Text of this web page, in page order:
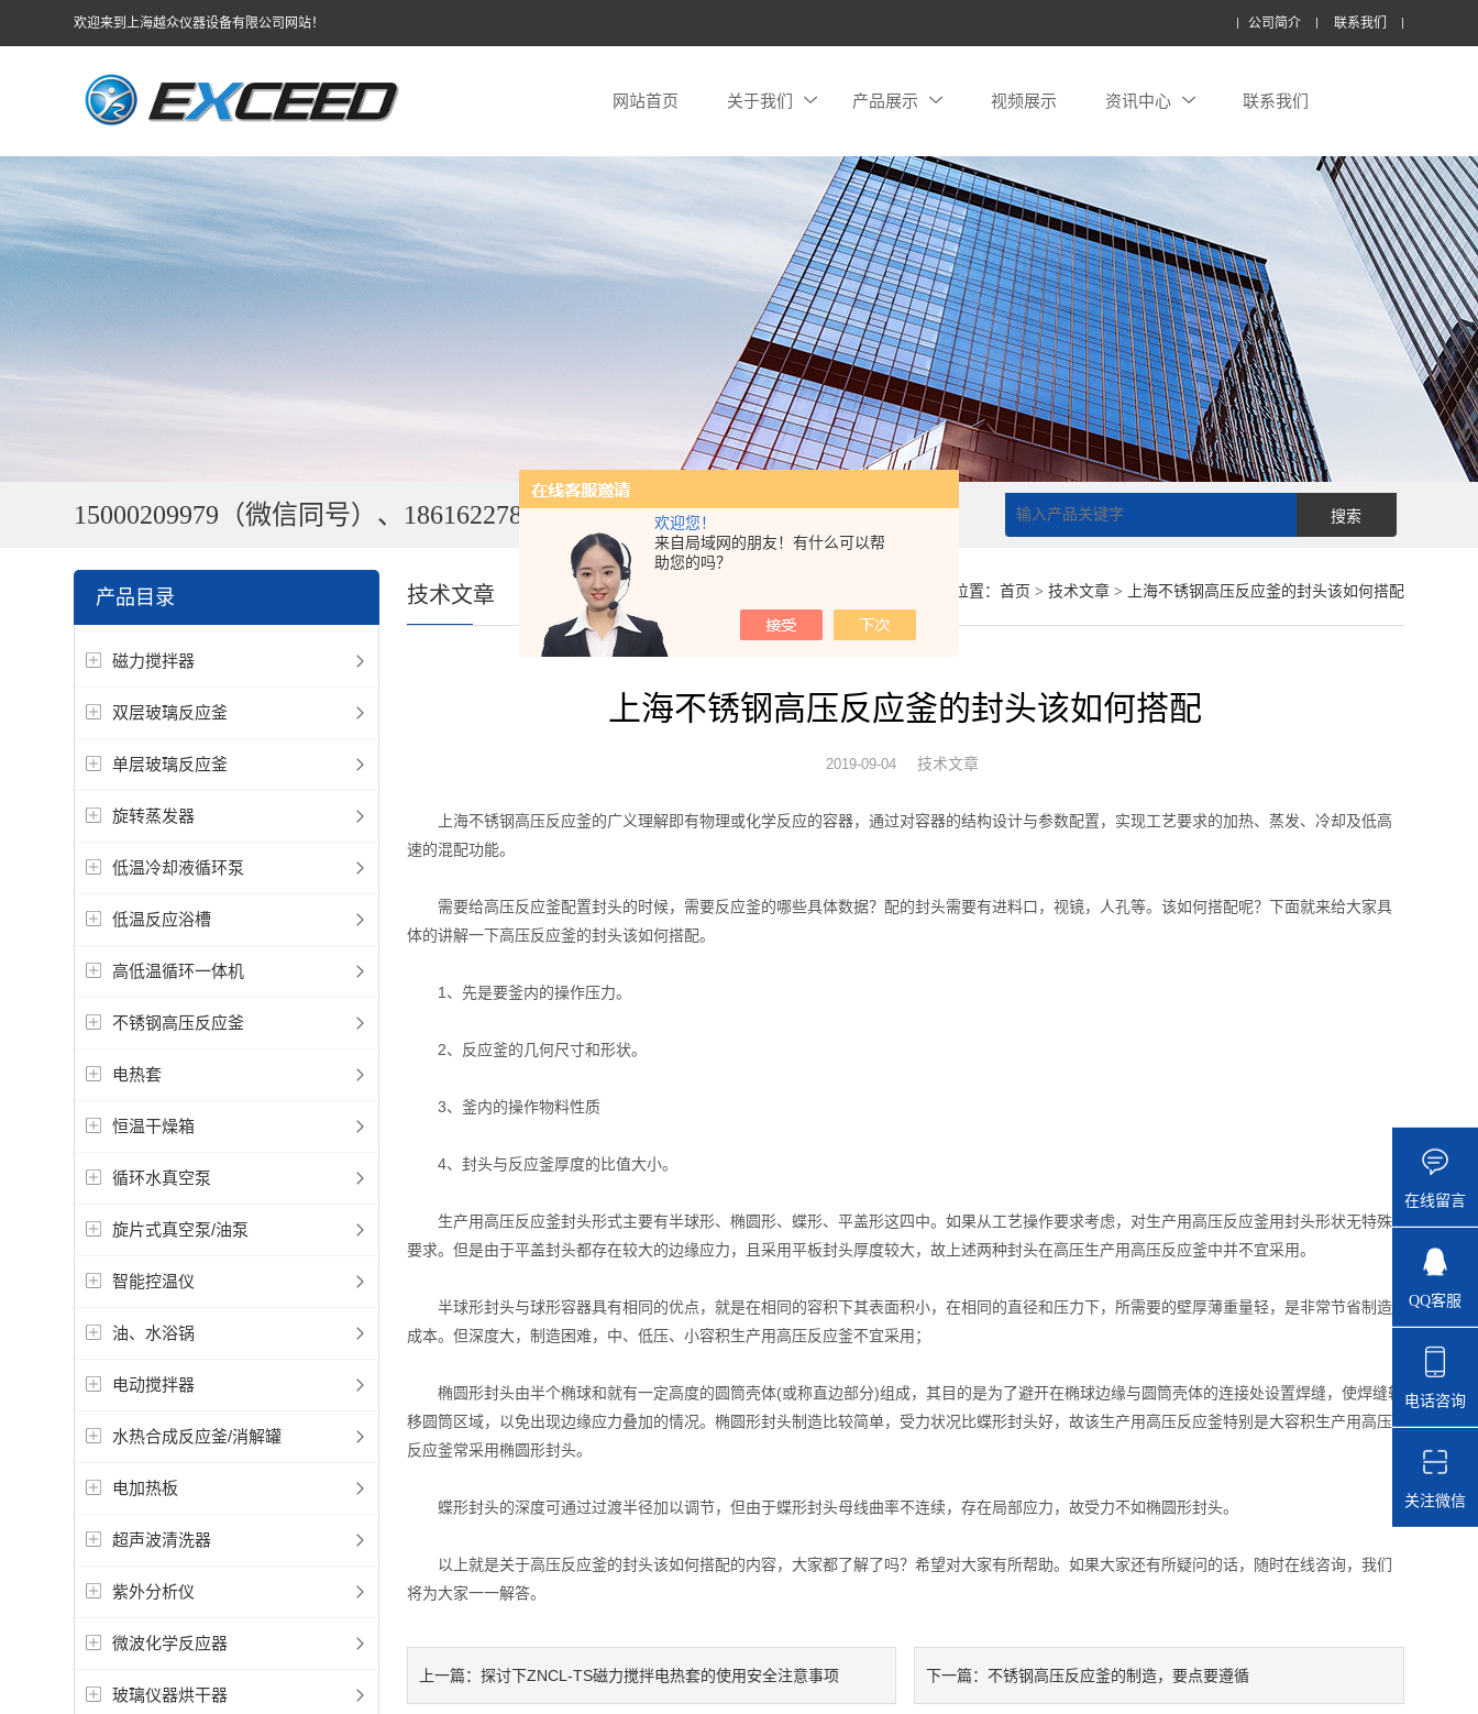
欢迎您！
来自局域网的朋友！有什么可以帮
助您的吗？
欢迎来到上海越众仪器设备有限公司网站！ 公司简介 联系我们
网站首页 关于我们 产品展示 视频展示 资讯中心 联系我们
15000209979（微信同号）、18616227849
产品目录
磁力搅拌器
双层玻璃反应釜
单层玻璃反应釜
旋转蒸发器
低温冷却液循环泵
低温反应浴槽
高低温循环一体机
不锈钢高压反应釜
电热套
恒温干燥箱
循环水真空泵
旋片式真空泵/油泵
智能控温仪
油、水浴锅
电动搅拌器
水热合成反应釜/消解罐
电加热板
超声波清洗器
紫外分析仪
微波化学反应器
玻璃仪器烘干器
你的位置： 首页 > 技术文章> 上海不锈钢高压反应釜的封头该如何搭配
技术文章
上海不锈钢高压反应釜的封头该如何搭配
2019-09-04 技术文章
上海不锈钢高压反应釜的广义理解即有物理或化学反应的容器，通过对容器的结构设计与参数配置，实现工艺要求的加热、蒸发、冷却及低高
速的混配功能。
需要给高压反应釜配置封头的时候，需要反应釜的哪些具体数据？配的封头需要有进料口，视镜，人孔等。该如何搭配呢？下面就来给大家具
体的讲解一下高压反应釜的封头该如何搭配。
1、先是要釜内的操作压力。
2、反应釜的几何尺寸和形状。
3、釜内的操作物料性质
4、封头与反应釜厚度的比值大小。
生产用高压反应釜封头形式主要有半球形、椭圆形、蝶形、平盖形这四中。如果从工艺操作要求考虑，对生产用高压反应釜用封头形状无特殊
要求。但是由于平盖封头都存在较大的边缘应力，且采用平板封头厚度较大，故上述两种封头在高压生产用高压反应釜中并不宜采用。
半球形封头与球形容器具有相同的优点，就是在相同的容积下其表面积小，在相同的直径和压力下，所需要的壁厚薄重量轻，是非常节省制造
成本。但深度大，制造困难，中、低压、小容积生产用高压反应釜不宜采用；
椭圆形封头由半个椭球和就有一定高度的圆筒壳体(或称直边部分)组成，其目的是为了避开在椭球边缘与圆筒壳体的连接处设置焊缝，使焊缝转
移圆筒区域，以免出现边缘应力叠加的情况。椭圆形封头制造比较简单，受力状况比蝶形封头好，故该生产用高压反应釜特别是大容积生产用高压
反应釜常采用椭圆形封头。
蝶形封头的深度可通过过渡半径加以调节，但由于蝶形封头母线曲率不连续，存在局部应力，故受力不如椭圆形封头。
以上就是关于高压反应釜的封头该如何搭配的内容，大家都了解了吗？希望对大家有所帮助。如果大家还有所疑问的话，随时在线咨询，我们
将为大家一一解答。
上一篇： 探讨下ZNCL-TS磁力搅拌电热套的使用安全注意事项 下一篇： 不锈钢高压反应釜的制造，要点要遵循
在线留言
QQ客服
电话咨询
关注微信